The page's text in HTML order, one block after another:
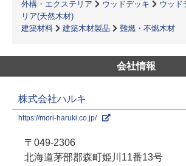
外構・エクステリア ウッドデッキ
ウッド
リア(天然木材)
建築材料
建築木材製品 難燃・不燃木材
会社情報
株式会社ハルキ
https://mori-haruki.co.jp/
〒049-2306
北海道茅部郡森町姫川11番13号